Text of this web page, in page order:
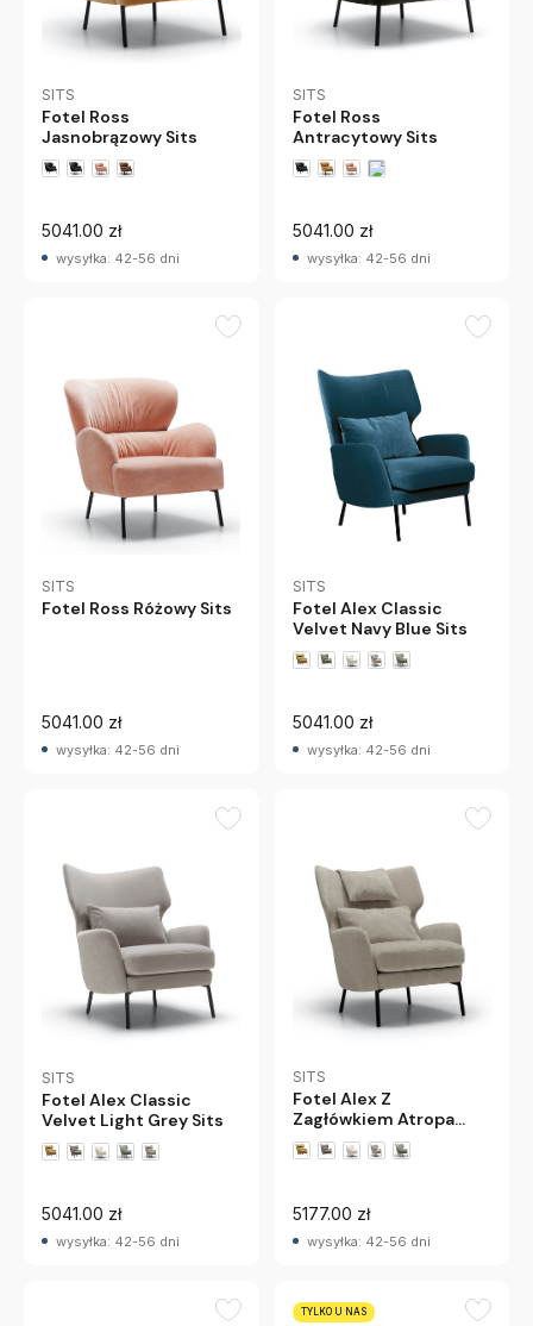
SITS
Fotel Ross
Jasnobrązowy Sits
5041.00 zł
wysyłka: 42-56 dni
SITS
Fotel Ross
Antracytowy Sits
5041.00 zł
wysyłka: 42-56 dni
SITS
Fotel Ross Różowy Sits
5041.00 zł
wysyłka: 42-56 dni
SITS
Fotel Alex Classic
Velvet Navy Blue Sits
5041.00 zł
wysyłka: 42-56 dni
SITS
Fotel Alex Classic
Velvet Light Grey Sits
5041.00 zł
wysyłka: 42-56 dni
SITS
Fotel Alex Z
Zagłówkiem Atropa
Grey Beige Sits
5177.00 zł
wysyłka: 42-56 dni
TYLKO U NAS